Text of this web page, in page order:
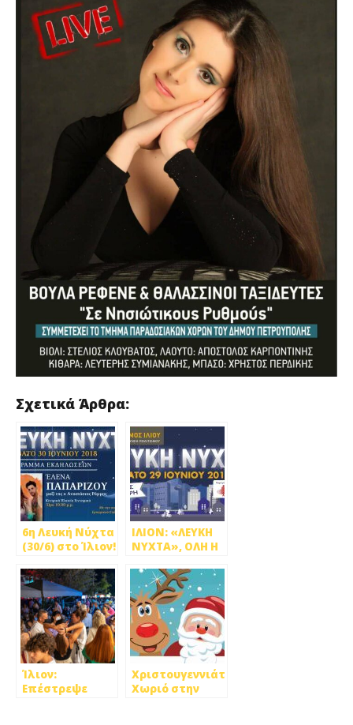
Σχετικά Άρθρα:
6η Λευκή Νύχτα
(30/6) στο Ίλιον!
ΙΛΙΟΝ: «ΛΕΥΚΗ
ΝΥΧΤΑ», ΟΛΗ Η
ΓΙΟΡΤΗ!
Ίλιον:
Επέστρεψε
Χριστουγεννιάτικο
Χωριό στην